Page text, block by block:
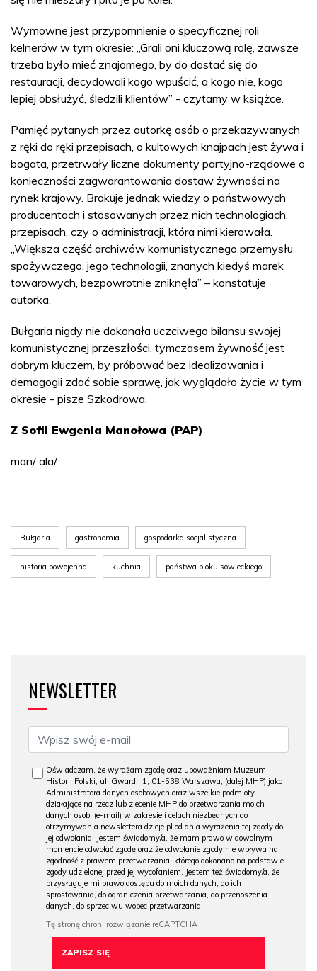
Wymowne jest przypomnienie o specyficznej roli
kelnerów w tym okresie: „Grali oni kluczową rolę, zawsze
trzeba było mieć znajomego, by do dostać się do
restauracji, decydowali kogo wpuścić, a kogo nie, kogo
lepiej obsłużyć, śledzili klientów” - czytamy w książce.
Pamięć pytanych przez autorkę osób o przekazywanych
z ręki do ręki przepisach, o kultowych knajpach jest żywa i
bogata, przetrwały liczne dokumenty partyjno-rządowe o
konieczności zagwarantowania dostaw żywności na
rynek krajowy. Brakuje jednak wiedzy o państwowych
producentach i stosowanych przez nich technologiach,
przepisach, czy o administracji, która nimi kierowała.
„Większa część archiwów komunistycznego przemysłu
spożywczego, jego technologii, znanych kiedyś marek
towarowych, bezpowrotnie zniknęła” – konstatuje
autorka.
Bułgaria nigdy nie dokonała uczciwego bilansu swojej
komunistycznej przeszłości, tymczasem żywność jest
dobrym kluczem, by próbować bez idealizowania i
demagogii zdać sobie sprawę, jak wyglądało życie w tym
okresie - pisze Szkodrowa.
Z Sofii Ewgenia Manołowa (PAP)
man/ ala/
Bułgaria gastronomia gospodarka socjalistyczna
historia powojenna kuchnia państwa bloku sowieckiego
NEWSLETTER
Oświadczam, że wyrażam zgodę oraz upoważniam Muzeum
Historii Polski, ul. Gwardii 1, 01-538 Warszawa, (dalej MHP) jako
Administratora danych osobowych oraz wszelkie podmioty
działające na rzecz lub zlecenie MHP do przetwarzania moich
danych osob. (e-mail) w zakresie i celach niezbędnych do
otrzymywania newslettera dzieje.pl od dnia wyrażenia tej zgody do
jej odwołania. Jestem świadomy/a, że mam prawo w dowolnym
momencie odwołać zgodę oraz że odwołanie zgody nie wpływa na
zgodność z prawem przetwarzania, którego dokonano na podstawie
zgody udzielonej przed jej wycofaniem. Jestem też świadomy/a, że
przysługuje mi prawo dostępu do moich danych, do ich
sprostowania, do ograniczenia przetwarzania, do przenoszenia
danych, do sprzeciwu wobec przetwarzania.